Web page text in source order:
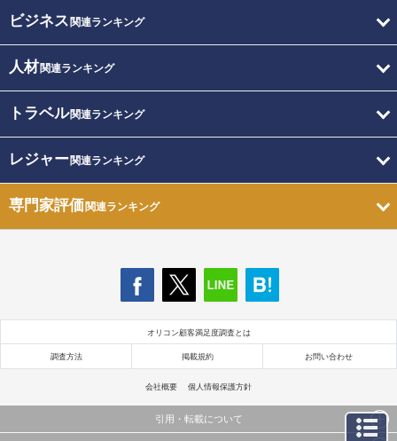
ビジネス 関連ランキング
人材関連ランキング
トラベル関連ランキング
レジャー関連ランキング
専門家評価関連ランキング
オリコン顧客満足度調査とは
調査方法 掲載規約 お問い合わせ
会社概要 個人情報保護方針
引用・転載について